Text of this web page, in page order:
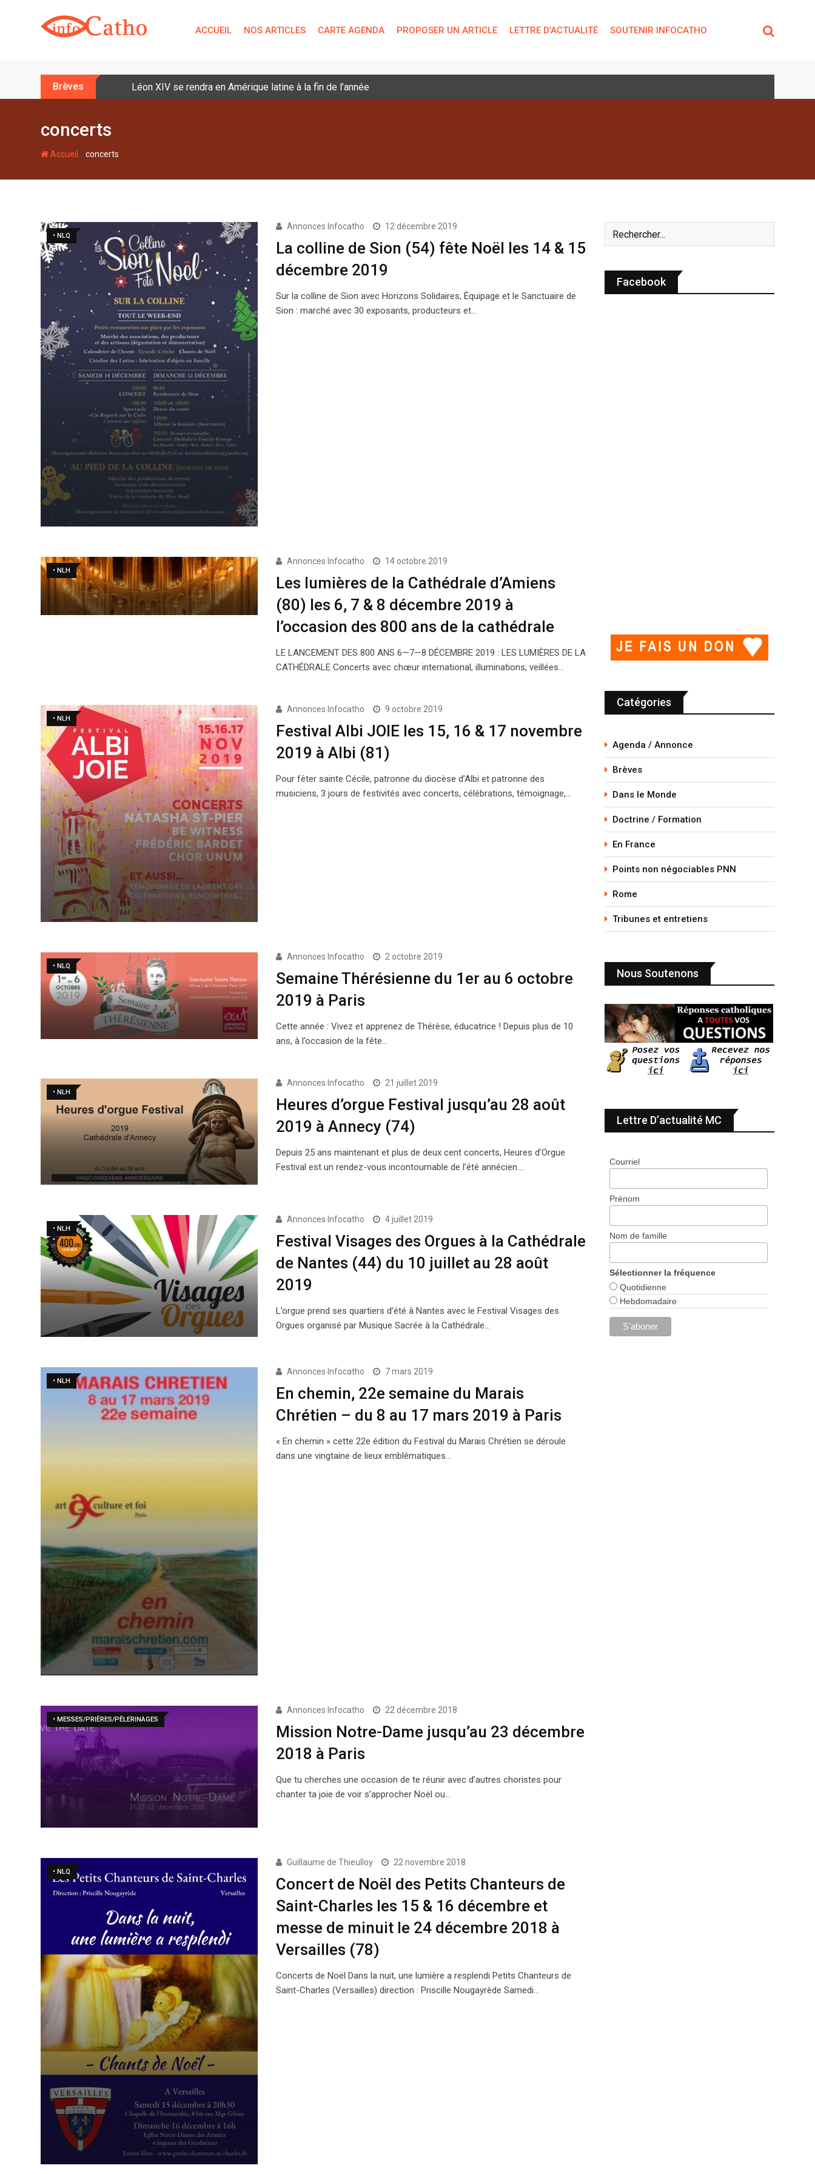
t
ACCUEIL NOS ARTICLES CARTE AGENDA PROPOSER UN ARTICLE LETTRE D’ACTUALITÉ SOUTENIR INFOCATHO
Brèves Léon XIV se rendra en Amérique latine à la fin de l’année
concerts
Accueil -concerts
• NLQ
Annonces Infocatho 12 décembre 2019
La colline de Sion (54) fête Noël les 14 & 15
décembre 2019
Sur la colline de Sion avec Horizons Solidaires, Équipage et le Sanctuaire de
Sion : marché avec 30 exposants, producteurs et…
• NLH
Annonces Infocatho 14 octobre 2019
Les lumières de la Cathédrale d’Amiens
(80) les 6, 7 & 8 décembre 2019 à
l’occasion des 800 ans de la cathédrale
LE LANCEMENT DES 800 ANS 6—7—8 DÉCEMBRE 2019 : LES LUMIÈRES DE LA
CATHÉDRALE Concerts avec chœur international, illuminations, veillées…
• NLH
Annonces Infocatho 9 octobre 2019
Festival Albi JOIE les 15, 16 & 17 novembre
2019 à Albi (81)
Pour fêter sainte Cécile, patronne du diocèse d’Albi et patronne des
musiciens, 3 jours de festivités avec concerts, célébrations, témoignage,…
• NLQ
Annonces Infocatho 2 octobre 2019
Semaine Thérésienne du 1er au 6 octobre
2019 à Paris
Cette année : Vivez et apprenez de Thérèse, éducatrice ! Depuis plus de 10
ans, à l’occasion de la fête…
• NLH
Annonces Infocatho 21 juillet 2019
Heures d’orgue Festival jusqu’au 28 août
2019 à Annecy (74)
Depuis 25 ans maintenant et plus de deux cent concerts, Heures d’Orgue
Festival est un rendez-vous incontournable de l’été annécien.…
• NLH
Annonces Infocatho 4 juillet 2019
Festival Visages des Orgues à la Cathédrale
de Nantes (44) du 10 juillet au 28 août
2019
L’orgue prend ses quartiers d’été à Nantes avec le Festival Visages des
Orgues organisé par Musique Sacrée à la Cathédrale…
• NLH
Annonces Infocatho 7 mars 2019
En chemin, 22e semaine du Marais
Chrétien – du 8 au 17 mars 2019 à Paris
« En chemin » cette 22e édition du Festival du Marais Chrétien se déroule
dans une vingtaine de lieux emblématiques…
• MESSES/PRIÈRES/PÈLERINAGES
Annonces Infocatho 22 décembre 2018
Mission Notre-Dame jusqu’au 23 décembre
2018 à Paris
Que tu cherches une occasion de te réunir avec d’autres choristes pour
chanter ta joie de voir s’approcher Noël ou…
• NLQ
Guillaume de Thieulloy 22 novembre 2018
Concert de Noël des Petits Chanteurs de
Saint-Charles les 15 & 16 décembre et
messe de minuit le 24 décembre 2018 à
Versailles (78)
Concerts de Noël Dans la nuit, une lumière a resplendi Petits Chanteurs de
Saint-Charles (Versailles) direction : Priscille Nougayrède Samedi…
Facebook
Catégories
Agenda / Annonce
Brèves
Dans le Monde
Doctrine / Formation
En France
Points non négociables PNN
Rome
Tribunes et entretiens
Nous Soutenons
Lettre D’actualité MC
Courriel
Prénom
Nom de famille
Sélectionner la fréquence
Quotidienne
Hebdomadaire